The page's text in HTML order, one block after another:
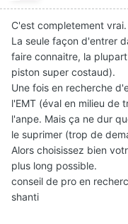
C'est completement vrai.
La seule façon d'entrer
faire connaitre, la
piston super costaud).
Une fois en recherche
l'EMT (éval en milieu de
l'anpe. Mais ça ne dur
le suprimer (trop de
Alors choisissez bien
plus long possible.
conseil de pro en
shanti